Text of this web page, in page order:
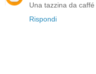
Una tazzina da
Rispondi